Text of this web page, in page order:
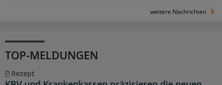
weitere Nachrichten
TOP-MELDUNGEN
Rezept